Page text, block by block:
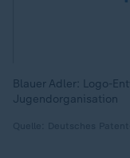
Blauer Adler: Logo-
Jugendorganisation